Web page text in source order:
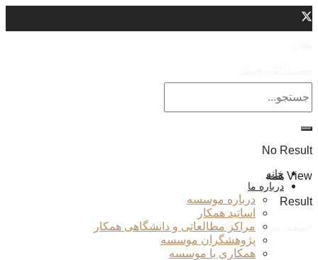
No Result
View همه
Result
جمعه, مرداد 16, 1405
خانه
درباره ما
درباره موسسه
اساتید همکار
مراکز مطالعاتی و دانشگاهی همکار
پژوهشگران موسسه
همکاری با موسسه